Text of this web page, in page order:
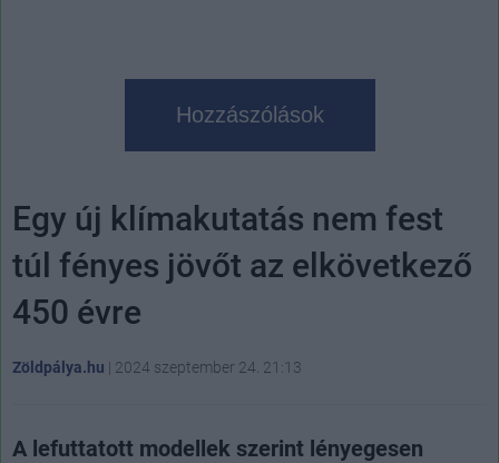
Hozzászólások
Egy új klímakutatás nem fest
túl fényes jövőt az elkövetkező
450 évre
Zöldpálya.hu | 2024 szeptember 24. 21:13
A lefuttatott modellek szerint lényegesen